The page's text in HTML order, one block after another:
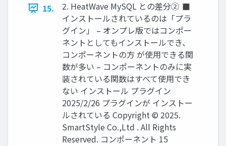
15.
2. HeatWave MySQL との差分② ◼
インストールされているのは「プラ
グイン」 – オンプレ版ではコンポー
ネントとしてもインストールでき、
コンポーネントの方 が使用できる関
数が多い – コンポーネントのみに実
装されている関数はすべて使用でき
ない インストール プラグイン
2025/2/26 プラグインが インストー
ルされている Copyright © 2025.
SmartStyle Co.,Ltd . All Rights
Reserved. コンポーネント 15